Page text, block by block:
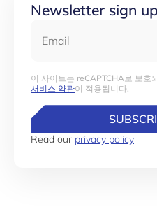
Newsletter sign up
이 사이트는 reCAPTCHA로 보호
서비스 약관이 적용됩니다.
Read our privacy policy